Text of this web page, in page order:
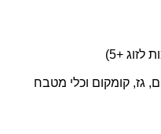
גז, קומקום וכלי מטבח